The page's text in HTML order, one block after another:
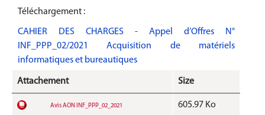
Téléchargement :
CAHIER DES CHARGES - Appel d’Offres N°
INF_PPP_02/2021 Acquisition de matériels
informatiques et bureautiques
Attachement Size
Avis AON INF_PPP_02_2021 605.97 Ko